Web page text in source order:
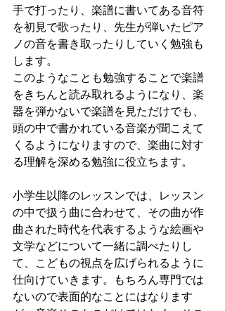
手で打ったり、楽譜に書いてある音符
を初見で歌ったり、 先生が弾いたピア
ノの音を書き取ったりしていく勉強も
します。
このようなことも勉強することで楽譜
をきちんと読み取れるようになり、楽
器を弾かないで楽譜を見ただけでも、
頭の中で書かれている音楽が聞こえて
くるようになりますので、楽曲に対す
る理解を深める勉強に役立ちます。
小学生以降のレッスンでは、レッスン
の中で扱う曲に合わせて、その曲が作
曲された時代を代表するような絵画や
文学などについて一緒に調べたりし
て、こどもの視点を広げられるように
仕向けていきます。
もちろん専門では
ないので表面的なことにはなります